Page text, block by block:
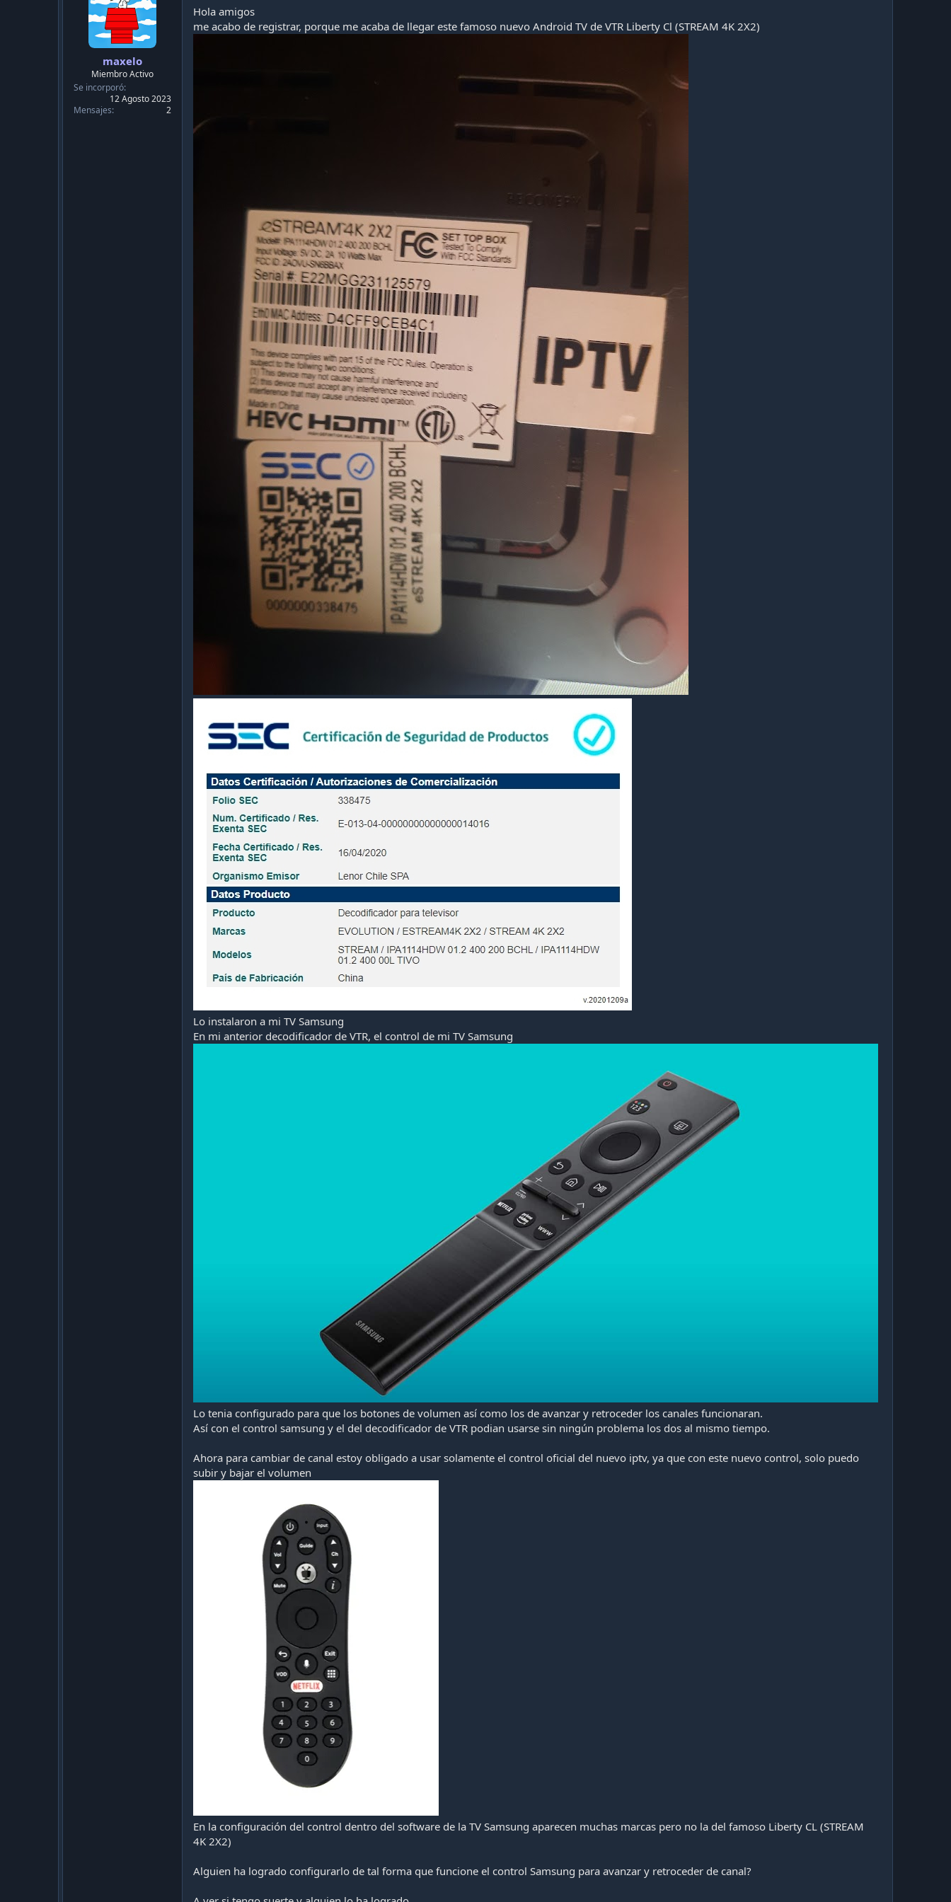
maxelo
Miembro Activo
Se incorporó
12 Agosto 2023
Mensajes
2
Hola amigos
me acabo de registrar, porque me acaba de llegar este famoso nuevo Android TV de VTR Liberty Cl (STREAM 4K 2X2)
Lo instalaron a mi TV Samsung
En mi anterior decodificador de VTR, el control de mi TV Samsung
Lo tenia configurado para que los botones de volumen así como los de avanzar y retroceder los canales funcionaran.
Así con el control samsung y el del decodificador de VTR podian usarse sin ningún problema los dos al mismo tiempo.
Ahora para cambiar de canal estoy obligado a usar solamente el control oficial del nuevo iptv, ya que con este nuevo control, solo puedo
subir y bajar el volumen
En la configuración del control dentro del software de la TV Samsung aparecen muchas marcas pero no la del famoso Liberty CL (STREAM
4K 2X2)
Alguien ha logrado configurarlo de tal forma que funcione el control Samsung para avanzar y retroceder de canal?